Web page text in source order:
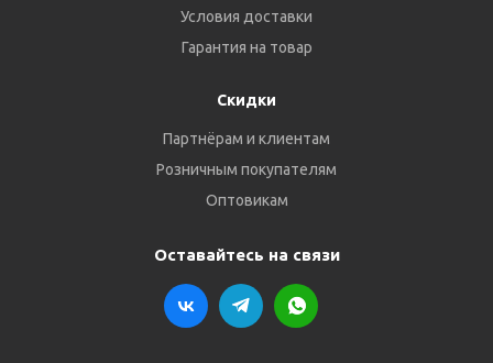
Условия доставки
Гарантия на товар
Скидки
Партнёрам и клиентам
Розничным покупателям
Оптовикам
Оставайтесь на связи